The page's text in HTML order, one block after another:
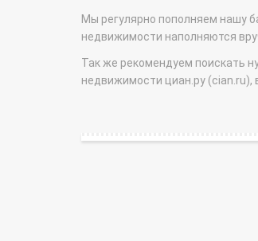
Мы регулярно пополняем нашу
недвижимости наполняются
Так же рекомендуем поискать
недвижимости циан.ру (cian.ru),